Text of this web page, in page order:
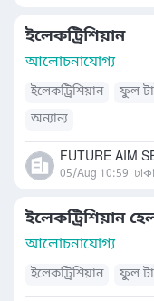
ইলেকট্রিশিয়ান
আলোচনাযোগ্য
ইলেকট্রিশিয়ান ফুল
অন্যান্য
FUTURE AIM
05/Aug 10:59
ইলেকট্রিশিয়ান
আলোচনাযোগ্য
ইলেকট্রিশিয়ান ফুল